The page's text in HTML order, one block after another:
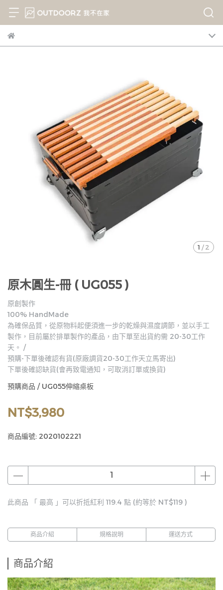
1 / 2
原木圓生-冊 ( UG055 )
原創製作
100% HandMade
為確保品質，從原物料起便須進一步的乾燥與濕度調節，並以手工
製作，目前屬於排單製作的產品，由下單至出貨約需 20-30工作
天。 /
預購-下單後確認有貨(原廠調貨20-30工作天立馬寄出)
下單後確認缺貨(會再致電通知，可取消訂單或換貨)
預購商品 / UG055伸縮桌板
NT$3,980
商品編號: 2020102221
此商品 「 最高 」可以折抵紅利 119.4 點 (約等於 NT$119 )
商品介紹 規格說明 運送方式
商品介紹